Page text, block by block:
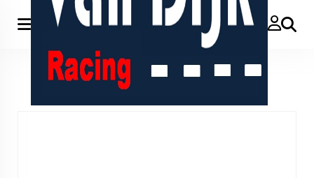
Zoeken
415 ketting Esjot 100sh